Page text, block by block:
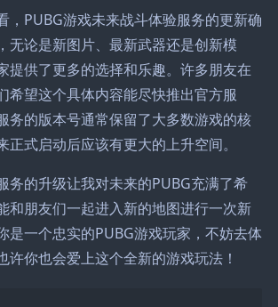
，PUBG游戏未来战斗体验服务的更新确
无论是新图片、最新武器还是创新模
提供了更多的选择和乐趣。许多朋友在
希望这个具体内容能尽快推出官方服
务的版本号通常保留了大多数游戏的核
正式启动后应该有更大的上升空间。
务的升级让我对未来的PUBG充满了希
和朋友们一起进入新的地图进行一次新
是一个忠实的PUBG游戏玩家，不妨去体
许你也会爱上这个全新的游戏玩法！